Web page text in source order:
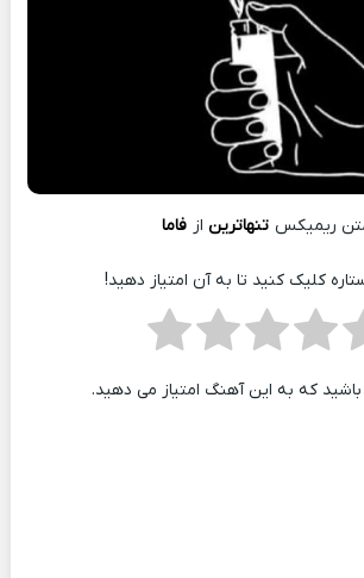
ریمیکس تنهاترین از فاما
کلیک کنید تا به آن امتیاز دهید!
باشید که به این آهنگ امتیاز می دهید.